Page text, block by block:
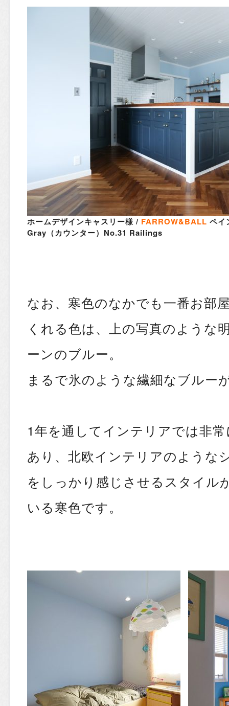
ホームデザインキャスリー様 / FARROW&BALL ペイ
Gray（カウンター）No.31 Railings
なお、寒色のなかでも一番お部
くれる色は、上の写真のような
ーンのブルー。
まるで氷のような繊細なブルー
1年を通してインテリアでは非
あり、北欧インテリアのような
をしっかり感じさせるスタイル
いる寒色です。